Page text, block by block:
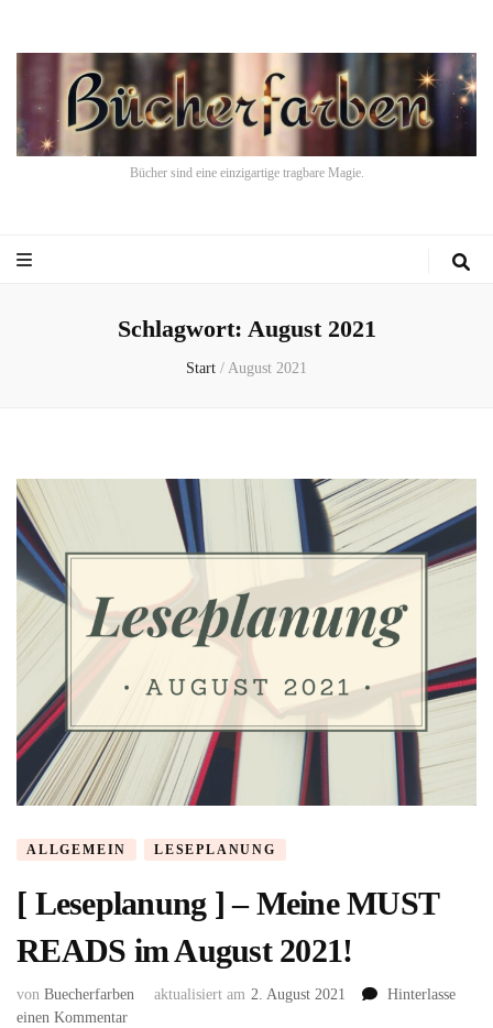
Bücher sind eine einzigartige tragbare Magie.
Schlagwort: August 2021
Start / August 2021
ALLGEMEIN LESEPLANUNG
[ Leseplanung ] – Meine MUST
READS im August 2021!
von Buecherfarben aktualisiert am 2. August 2021
Hinterlasse
einen Kommentarzu